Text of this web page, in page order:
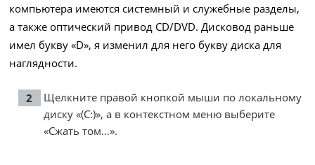
компьютера имеются системный и служебные разделы,
а также оптический привод CD/DVD. Дисковод раньше
имел букву «D», я изменил для него букву диска для
наглядности.
Щелкните правой кнопкой мыши по локальному
диску «(C:)», а в контекстном меню выберите
«Сжать том…».